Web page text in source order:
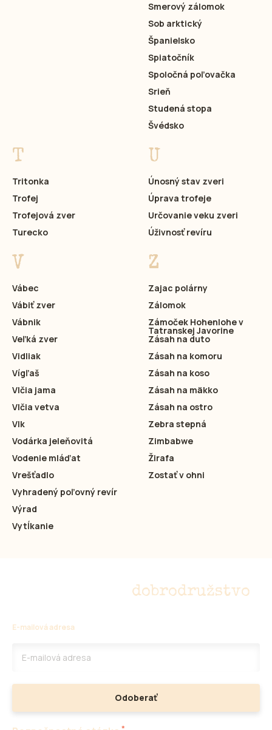
Smerový zálomok
Sob arktický
Španielsko
Spiatočník
Spoločná poľovačka
Srieň
Studená stopa
Švédsko
T
Tritonka
Trofej
Trofejová zver
Turecko
U
Únosný stav zveri
Úprava trofeje
Určovanie veku zveri
Úživnosť revíru
V
Vábec
Vábiť zver
Vábnik
Veľká zver
Vidliak
Vígľaš
Vlčia jama
Vlčia vetva
Vlk
Vodárka jeleňovitá
Vodenie mláďat
Vrešťadlo
Vyhradený poľovný revír
Výrad
Vytĺkanie
Z
Zajac polárny
Zálomok
Zámoček Hohenlohe v
Tatranskej Javorine
Zásah na duto
Zásah na komoru
Zásah na koso
Zásah na mäkko
Zásah na ostro
Zebra stepná
Zimbabwe
Žirafa
Zostať v ohni
dobrodružstvo
E-mailová adresa
Odoberať